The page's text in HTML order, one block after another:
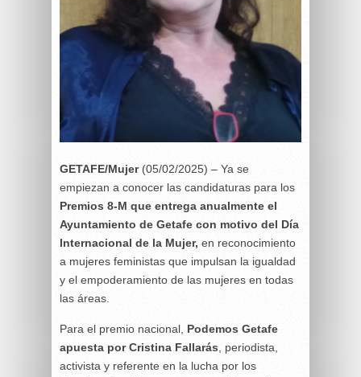
GETAFE/Mujer(05/02/2025) – Ya se
empiezan a conocer las candidaturas para los
Premios 8-M que entrega anualmente el
Ayuntamiento de Getafe con motivo del Día
Internacional de la Mujer, en reconocimiento
a mujeres feministas que impulsan la igualdad
y el empoderamiento de las mujeres en todas
las áreas.
Para el premio nacional, Podemos Getafe
apuesta por Cristina Fallarás , periodista,
activista y referente en la lucha por los